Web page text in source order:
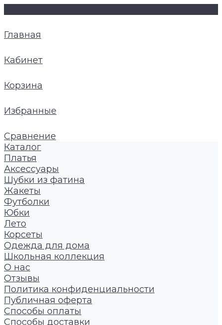
Главная
Кабинет
Корзина
Избранные
Сравнение
Каталог
Платья
Аксессуары
Шубки из фатина
Жакеты
Футболки
Юбки
Лето
Корсеты
Одежда для дома
Школьная коллекция
О нас
Отзывы
Политика конфиденциальности
Публичная оферта
Способы оплаты
Способы доставки